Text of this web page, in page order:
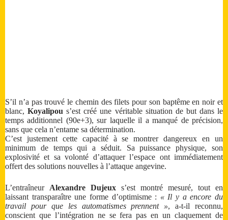
S’il n’a pas trouvé le chemin des filets pour son baptême en noir et
blanc,Koyalipou s’est créé une véritable situation de but dans le
temps additionnel (90e+3), sur laquelle il a manqué de précision,
sans que cela n’entame sa détermination.
C’est justement cette capacité à se montrer dangereux en un
minimum de temps qui a séduit. Sa puissance physique, son
explosivité et sa volonté d’attaquer l’espace ont immédiatement
offert des solutions nouvelles à l’attaque angevine.
L’entraîneur Alexandre Dujeux s’est montré mesuré, tout en
laissant transparaître une forme d’optimisme : « Il y a encore du
travail pour que les automatismes prennent », a-t-il reconnu,
conscient que l’intégration ne se fera pas en un claquement de